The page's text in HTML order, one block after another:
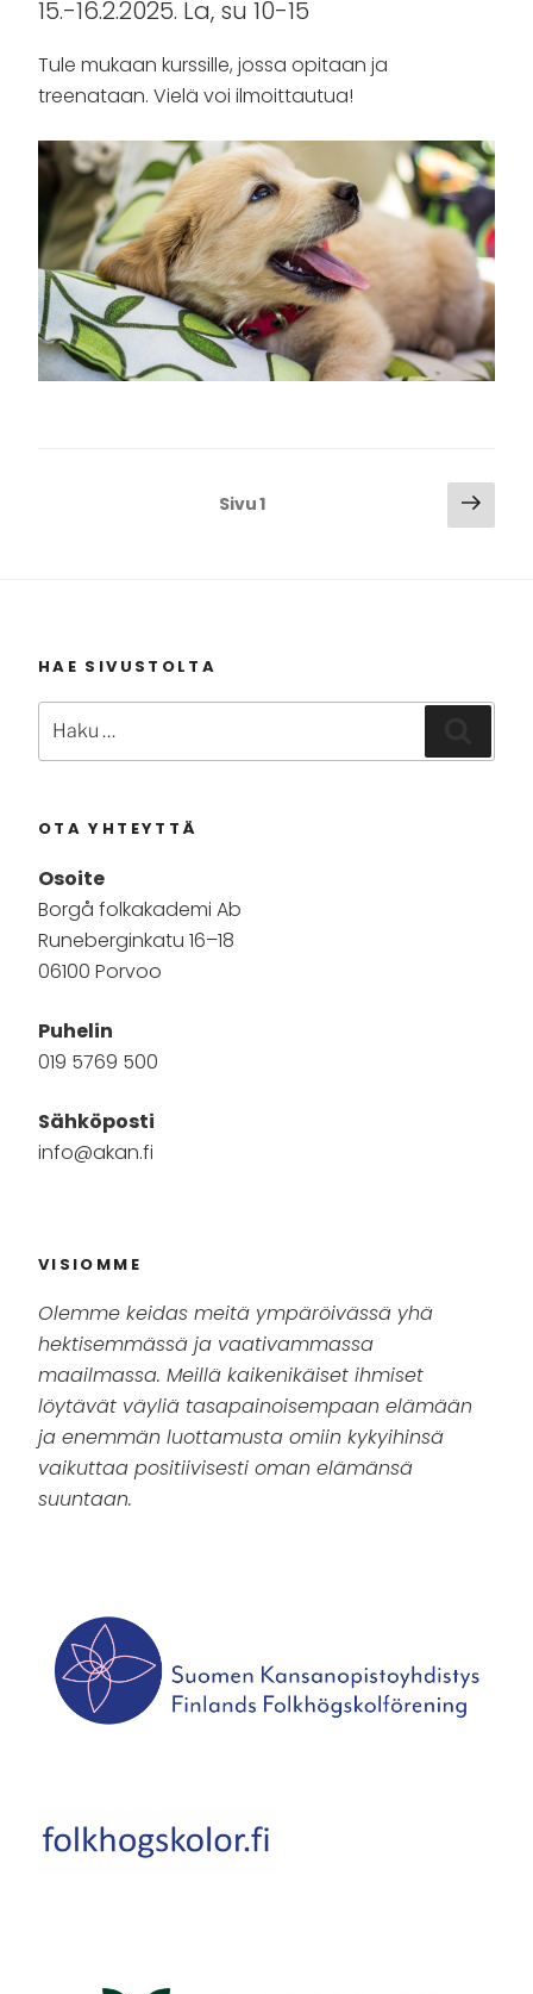
15.-16.2.2025. La, su 10-15
Tule mukaan kurssille, jossa opitaan ja
treenataan. Vielä voi ilmoittautua!
Sivu1
sivu
HAE SIVUSTOLTA
OTA YHTEYTTÄ
Osoite
Borgå folkakademi Ab
Runeberginkatu 16–18
06100 Porvoo
Puhelin
019 5769 500
Sähköposti
info@akan.fi
VISIOMME
Olemme keidas meitä ympäröivässä yhä
hektisemmässä ja vaativammassa
maailmassa. Meillä kaikenikäiset ihmiset
löytävät väyliä tasapainoisempaan elämään
ja enemmän luottamusta omiin kykyihinsä
vaikuttaa positiivisesti oman elämänsä
suuntaan.